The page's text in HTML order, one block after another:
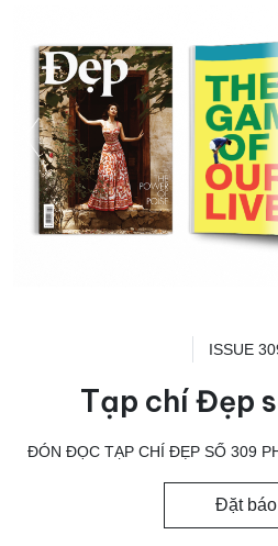
ISSUE
Tạp chí Đẹp
ĐÓN ĐỌC TẠP CHÍ ĐẸP SỐ 309
Đặt báo